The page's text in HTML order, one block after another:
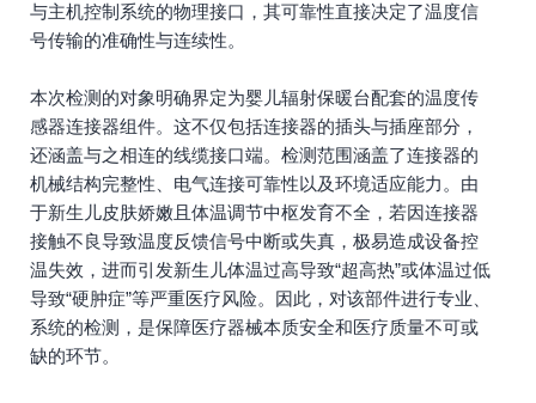
与主机控制系统的物理接口，其可靠性直接决定了温度信
号传输的准确性与连续性。
本次检测的对象明确界定为婴儿辐射保暖台配套的温度传
感器连接器组件。这不仅包括连接器的插头与插座部分，
还涵盖与之相连的线缆接口端。检测范围涵盖了连接器的
机械结构完整性、电气连接可靠性以及环境适应能力。由
于新生儿皮肤娇嫩且体温调节中枢发育不全，若因连接器
接触不良导致温度反馈信号中断或失真，极易造成设备控
温失效，进而引发新生儿体温过高导致“超高热”或体温过低
导致“硬肿症”等严重医疗风险。因此，对该部件进行专业、
系统的检测，是保障医疗器械本质安全和医疗质量不可或
缺的环节。